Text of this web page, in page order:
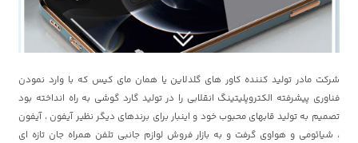
شرکت مادر تولید کننده کاور های گلدلاین یا همان مای کیس که با وارد نمودن
فناوری پیشرفته الکتروپلیتینگ انقلابی را در تولید گارد گوشی به راه انداخته بود
تصمیم به تولید قابهای محبوب خود و اینبار برای برندهای دیگر نظیر آیفون ، آیفون
، شیائومی و هواوی گرفت و به بازار فروش لوازم جانبی تلفن همراه جان تازه ای